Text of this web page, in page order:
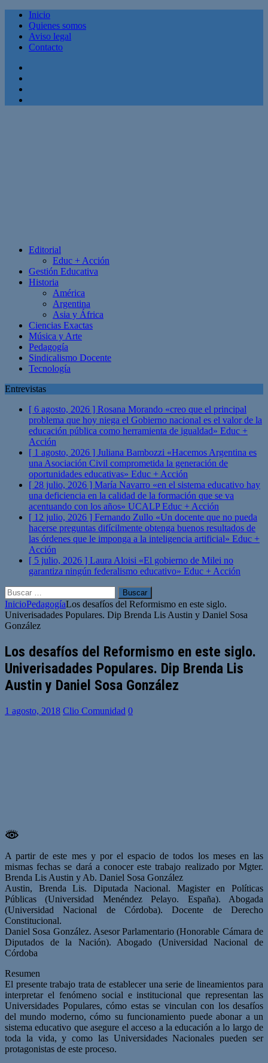
Inicio
Quienes somos
Aviso legal
Contacto
Editorial
Educ + Acción
Gestión Educativa
Historia
América
Argentina
Asia y África
Ciencias Exactas
Música y Arte
Pedagogía
Sindicalismo Docente
Tecnología
Entrevistas
[ 6 agosto, 2026 ] Rosana Morando «creo que el principal
problema que hoy niega el Gobierno nacional es el valor de la
educación pública como herramienta de igualdad» Educ +
Acción
[ 1 agosto, 2026 ] Juliana Bambozzi «Hacemos Argentina es
una Asociación Civil comprometida la generación de
oportunidades educativas» Educ + Acción
[ 28 julio, 2026 ] María Navarro «en el sistema educativo hay
una deficiencia en la calidad de la formación que se va
acentuando con los años» UCALPEduc + Acción
[ 12 julio, 2026 ] Fernando Zullo «Un docente que no pueda
hacerse preguntas difícilmente obtenga buenos resultados de
las órdenes que le imponga a la inteligencia artificial» Educ +
Acción
[ 5 julio, 2026 ] Laura Aloisi «El gobierno de Milei no
garantiza ningún federalismo educativo» Educ + Acción
Buscar:
InicioPedagogíaLos desafíos del Reformismo en este siglo.
Univerisadades Populares. Dip Brenda Lis Austin y Daniel Sosa
González
Los desafíos del Reformismo en este siglo.
Univerisadades Populares. Dip Brenda Lis
Austin y Daniel Sosa González
1 agosto, 2018 Clio Comunidad 0
A partir de este mes y por el espacio de todos los meses en las
mismas fechas se dará a conocer este trabajo realizado por Mgter.
Brenda Lis Austin y Ab. Daniel Sosa González
Austin, Brenda Lis. Diputada Nacional. Magister en Políticas
Públicas (Universidad Menéndez Pelayo. España). Abogada
(Universidad Nacional de Córdoba). Docente de Derecho
Constitucional.
Daniel Sosa González. Asesor Parlamentario (Honorable Cámara de
Diputados de la Nación). Abogado (Universidad Nacional de
Córdoba
Resumen
El presente trabajo trata de establecer una serie de lineamientos para
interpretar el fenómeno social e institucional que representan las
Universidades Populares, cómo estas se vinculan con los desafíos
del mundo moderno, cómo su funcionamiento puede abonar a un
sistema educativo que asegure el acceso a la educación a lo largo de
toda la vida, y como las Universidades Nacionales pueden ser
protagonistas de este proceso.